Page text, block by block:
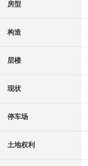
房型
构造
层楼
现状
停车场
土地权利